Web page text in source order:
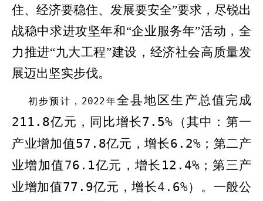
住、经济要稳住、发展要安全”要求，尽锐出
战稳中求进攻坚年和“企业服务年”活动，全
力推进“九大工程”建设，经济社会高质量发
展迈出坚实步伐。
初步预计 ， 2022年全县地区生产总值完成
211.8亿元，同比增长7.5% （其中：第一
产业增加值57.8亿元，增长6.2%；第二产
业增加值76.1亿元，增长 12.4%； 第三产
业增加值77. 9亿元，增长4. 6%）。 一般公